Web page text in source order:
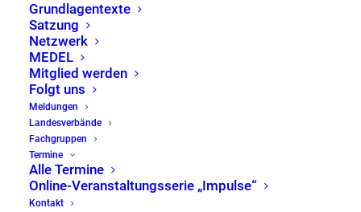
Grundlagentexte
Satzung
Netzwerk
MEDEL
Mitglied werden
Folgt uns
Meldungen
Landesverbände
Fachgruppen
Termine
Alle Termine
Online-Veranstaltungsserie „Impulse“
Kontakt
für
30.
September
2025
Hinweisgeht es zu dennächsten bevorstehenden Veranstaltungen
30.09.2025
Datum
wählen.
Vorheriger Tag